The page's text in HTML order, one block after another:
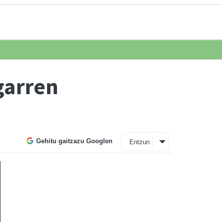
Gehitu gaitzazu Googlen Entzun